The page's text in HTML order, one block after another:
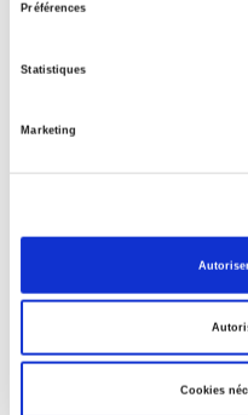
Préférences
Statistiques
Marketing
Cookies